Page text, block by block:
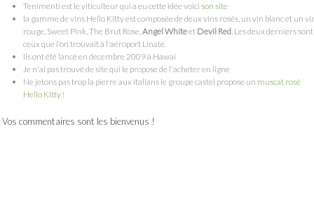
Tenimenti est le viticulteur qui a eu cette idée voici son site
la gamme de vins Hello Kitty est composée de deux vins rosés, un vin blanc et un
rouge, Sweet Pink, The Brut Rose, Angel Whiteet Devil Red . Les deux derniers sont
ceux que l'on trouvait à l'aéroport Linate.
Ils ont été lancé en décembre 2009 à Hawai
Je n'ai pas trouvé de site qui le propose de l'acheter en ligne
Ne jetons pas trop la pierre aux Italians le groupe castel propose un muscat rosé
Hello Kitty !
Vos commentaires sont les bienvenus !